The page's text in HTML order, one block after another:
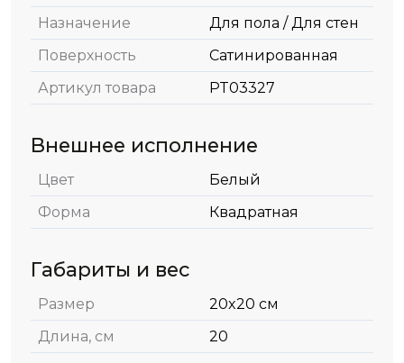
Назначение
Для пола / Для стен
Поверхность
Сатинированная
Артикул товара
PT03327
Внешнее исполнение
Цвет
Белый
Форма
Квадратная
Габариты и вес
Размер
20x20 см
Длина, см
20